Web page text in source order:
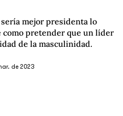
mejor presidenta lo
pretender que un líder
de la masculinidad.
de 2023